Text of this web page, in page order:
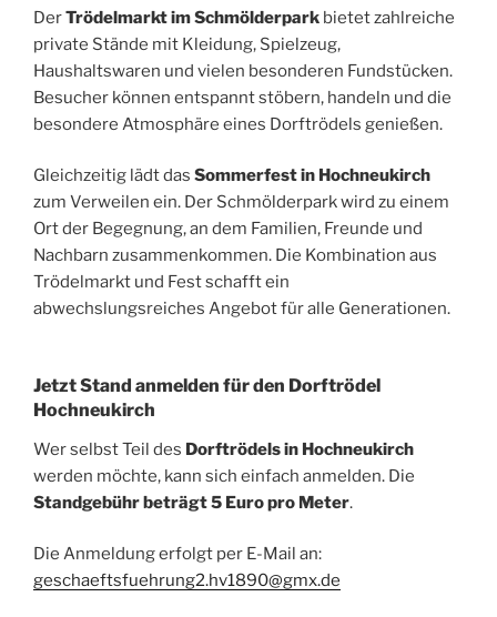
DerTrödelmarkt im Schmölderpark bietet zahlreiche
private Stände mit Kleidung, Spielzeug,
Haushaltswaren und vielen besonderen Fundstücken.
Besucher können entspannt stöbern, handeln und die
besondere Atmosphäre eines Dorftrödels genießen.
Gleichzeitig lädt das Sommerfest in Hochneukirch
zum Verweilen ein. Der Schmölderpark wird zu einem
Ort der Begegnung, an dem Familien, Freunde und
Nachbarn zusammenkommen. Die Kombination aus
Trödelmarkt und Fest schafft ein
abwechslungsreiches Angebot für alle Generationen.
Jetzt Stand anmelden für den Dorftrödel
Hochneukirch
Wer selbst Teil des Dorftrödels in Hochneukirch
werden möchte, kann sich einfach anmelden. Die
Standgebühr beträgt 5 Euro pro Meter.
Die Anmeldung erfolgt per E-Mail an:
geschaeftsfuehrung2.hv1890@gmx.de